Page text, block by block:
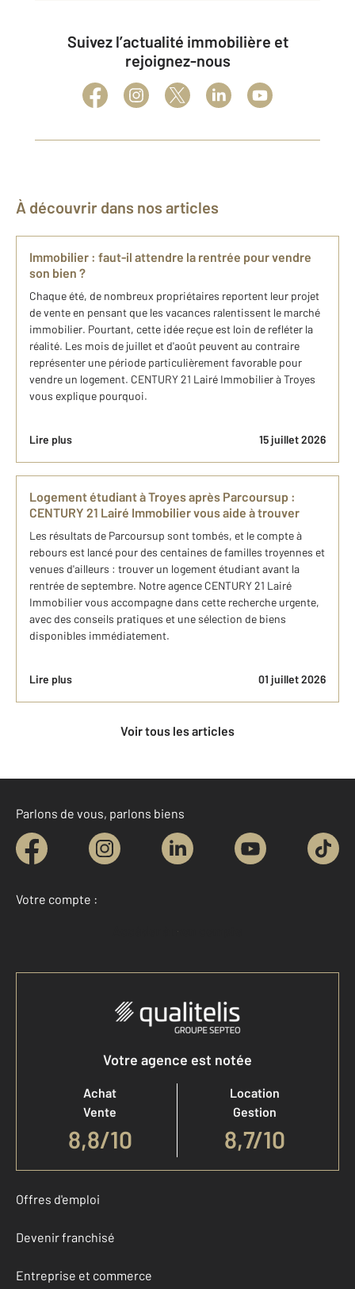
Suivez l’actualité immobilière et
rejoignez-nous
À découvrir dans nos articles
Immobilier : faut-il attendre la rentrée pour vendre
son bien ?
Chaque été, de nombreux propriétaires reportent leur projet
de vente en pensant que les vacances ralentissent le marché
immobilier. Pourtant, cette idée reçue est loin de refléter la
réalité. Les mois de juillet et d'août peuvent au contraire
représenter une période particulièrement favorable pour
vendre un logement. CENTURY 21 Lairé Immobilier à Troyes
vous explique pourquoi.
Lire plus 15 juillet 2026
Logement étudiant à Troyes après Parcoursup :
CENTURY 21 Lairé Immobilier vous aide à trouver
Les résultats de Parcoursup sont tombés, et le compte à
rebours est lancé pour des centaines de familles troyennes et
venues d'ailleurs : trouver un logement étudiant avant la
rentrée de septembre. Notre agence CENTURY 21 Lairé
Immobilier vous accompagne dans cette recherche urgente,
avec des conseils pratiques et une sélection de biens
disponibles immédiatement.
Lire plus 01 juillet 2026
Voir tous les articles
Parlons de vous, parlons biens
Votre compte :
Accéder à mon compte
Votre agence est notée
Achat
Vente
8,8/10
Location
Gestion
8,7/10
Offres d'emploi
Devenir franchisé
Entreprise et commerce